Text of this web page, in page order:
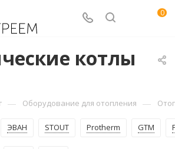
0
котлы
— Оборудование для отопления —
ЭВАН STOUT Protherm GTM